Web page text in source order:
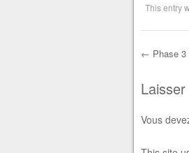
This entry
← Phase 3
Vous